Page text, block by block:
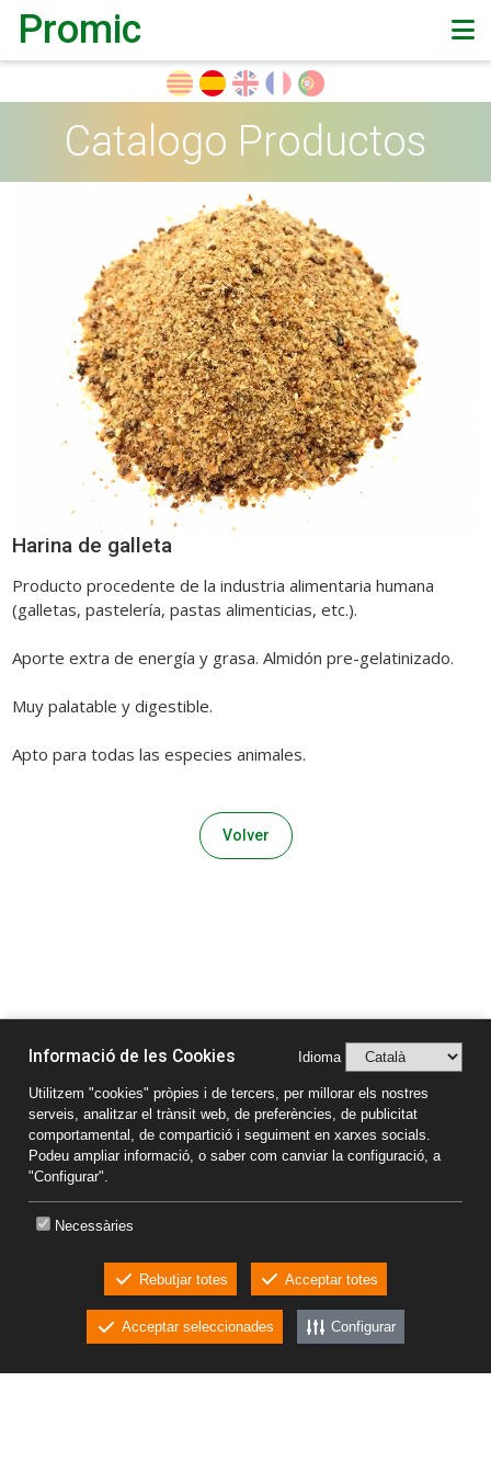
Promic
Catalogo Productos
Harina de galleta
Producto procedente de la industria alimentaria humana
(galletas, pastelería, pastas alimenticias, etc.).
Aporte extra de energía y grasa. Almidón pre-gelatinizado.
Muy palatable y digestible.
Apto para todas las especies animales.
Volver
Ctra. C-17z, Km 72.5,
08508 Les Masies de Voltregà
(Barcelona) Espanya
+34 938 502 727
Informació de les Cookies Idioma
Utilitzem "cookies" pròpies i de tercers, per millorar els nostres
serveis, analitzar el trànsit web, de preferències, de publicitat
comportamental, de compartició i seguiment en xarxes socials.
Podeu ampliar informació, o saber com canviar la configuració, a
"Configurar".
Necessàries
Rebutjar totes Acceptar totes
Acceptar seleccionades Configurar